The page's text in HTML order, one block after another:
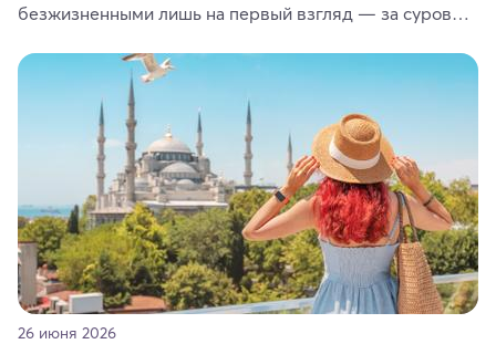
безжизненными лишь на первый взгляд — за суровой
животные и маршруты, которые дарят одни из самых
ярких впечатлений от путешествий.
26 июня 2026